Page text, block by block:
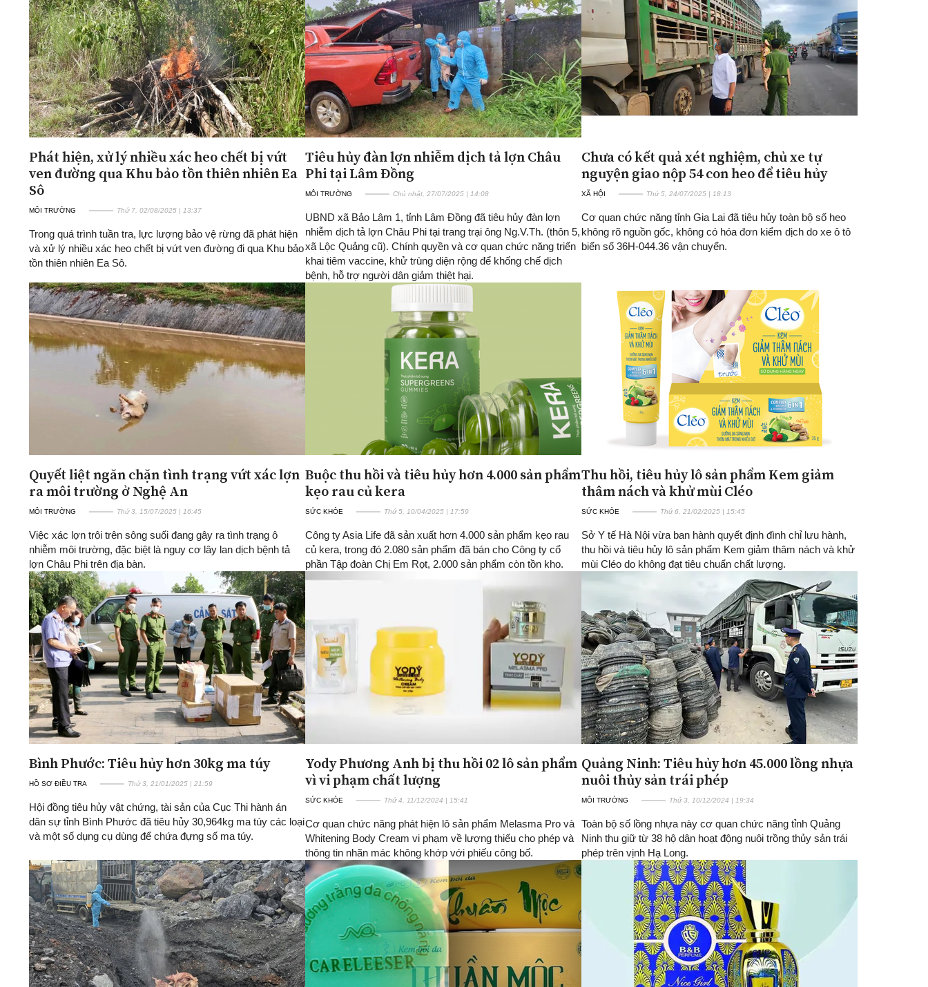
Phát hiện, xử lý nhiều xác heo chết bị vứt
ven đường qua Khu bảo tồn thiên nhiên Ea
Sô
MÔI TRƯỜNG Thứ 7, 02/08/2025 | 13:37
Trong quá trình tuần tra, lực lượng bảo vệ rừng đã phát hiện
và xử lý nhiều xác heo chết bị vứt ven đường đi qua Khu bảo
tồn thiên nhiên Ea Sô.
Tiêu hủy đàn lợn nhiễm dịch tả lợn Châu
Phi tại Lâm Đồng
MÔI TRƯỜNG Chủ nhật, 27/07/2025 | 14:08
UBND xã Bảo Lâm 1, tỉnh Lâm Đồng đã tiêu hủy đàn lợn
nhiễm dịch tả lợn Châu Phi tại trang trại ông Ng.V.Th. (thôn 5,
xã Lộc Quảng cũ). Chính quyền và cơ quan chức năng triển
khai tiêm vaccine, khử trùng diện rộng để khống chế dịch
bệnh, hỗ trợ người dân giảm thiệt hại.
Chưa có kết quả xét nghiệm, chủ xe tự
nguyện giao nộp 54 con heo để tiêu hủy
XÃ HỘI Thứ 5, 24/07/2025 | 18:13
Cơ quan chức năng tỉnh Gia Lai đã tiêu hủy toàn bộ số heo
không rõ nguồn gốc, không có hóa đơn kiểm dịch do xe ô tô
biển số 36H-044.36 vận chuyển.
Quyết liệt ngăn chặn tình trạng vứt xác lợn
ra môi trường ở Nghệ An
MÔI TRƯỜNG Thứ 3, 15/07/2025 | 16:45
Việc xác lợn trôi trên sông suối đang gây ra tình trạng ô
nhiễm môi trường, đặc biệt là nguy cơ lây lan dịch bệnh tả
lợn Châu Phi trên địa bàn.
Buộc thu hồi và tiêu hủy hơn 4.000 sản phẩm
kẹo rau củ kera
SỨC KHỎE Thứ 5, 10/04/2025 | 17:59
Công ty Asia Life đã sản xuất hơn 4.000 sản phẩm kẹo rau
củ kera, trong đó 2.080 sản phẩm đã bán cho Công ty cổ
phần Tập đoàn Chị Em Rọt, 2.000 sản phẩm còn tồn kho.
Thu hồi, tiêu hủy lô sản phẩm Kem giảm
thâm nách và khử mùi Cléo
SỨC KHỎE Thứ 6, 21/02/2025 | 15:45
Sở Y tế Hà Nội vừa ban hành quyết định đình chỉ lưu hành,
thu hồi và tiêu hủy lô sản phẩm Kem giảm thâm nách và khử
mùi Cléo do không đạt tiêu chuẩn chất lượng.
Bình Phước: Tiêu hủy hơn 30kg ma túy
HỒ SƠ ĐIỀU TRA Thứ 3, 21/01/2025 | 21:59
Hội đồng tiêu hủy vật chứng, tài sản của Cục Thi hành án
dân sự tỉnh Bình Phước đã tiêu hủy 30,964kg ma túy các loại
và một số dụng cụ dùng để chứa đựng số ma túy.
Yody Phương Anh bị thu hồi 02 lô sản phẩm
vì vi phạm chất lượng
SỨC KHỎE Thứ 4, 11/12/2024 | 15:41
Cơ quan chức năng phát hiện lô sản phẩm Melasma Pro và
Whitening Body Cream vi phạm về lượng thiếu cho phép và
thông tin nhãn mác không khớp với phiếu công bố.
Quảng Ninh: Tiêu hủy hơn 45.000 lồng nhựa
nuôi thủy sản trái phép
MÔI TRƯỜNG Thứ 3, 10/12/2024 | 19:34
Toàn bộ số lồng nhựa này cơ quan chức năng tỉnh Quảng
Ninh thu giữ từ 38 hộ dân hoạt động nuôi trồng thủy sản trái
phép trên vịnh Hạ Long.